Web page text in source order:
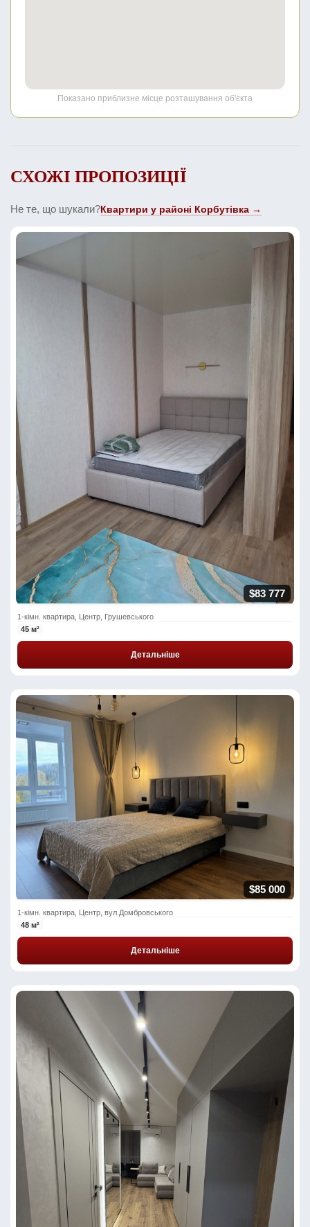
Показано приблизне місце розташування об'єкта
СХОЖІ ПРОПОЗИЦІЇ
Не те, що шукали?Квартири у районі Корбутівка →
$83 777
1-кімн. квартира, Центр, Грушевського
45 м²
Детальніше
$85 000
1-кімн. квартира, Центр, вул.Домбровського
48 м²
Детальніше